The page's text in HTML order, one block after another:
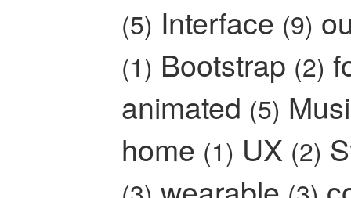
(5) Interface (9)
(1) Bootstrap (2)
animated (5)
home (1) UX (2)